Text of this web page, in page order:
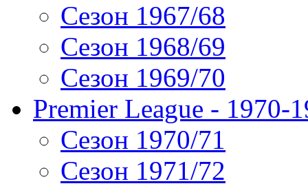
Сезон 1967/68
Сезон 1968/69
Сезон 1969/70
Premier League - 1970-
Сезон 1970/71
Сезон 1971/72